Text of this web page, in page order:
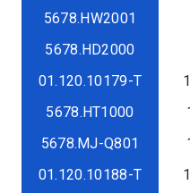
5678.HW2001
5678.HD2000
01.120.10179-T
5678.HT1000
5678.MJ-Q801
01.120.10188-T